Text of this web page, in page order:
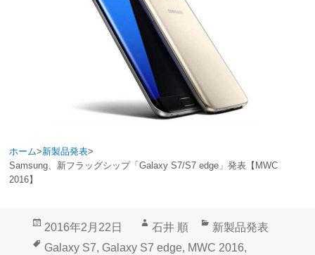
ホーム>新製品発表>
Samsung、新フラッグシップ「Galaxy S7/S7 edge」発表【MWC
2016】
投
稿
2016年2月22日
作
成
石井 順
カ
テ
新製品発表
タ
Galaxy S7, Galaxy S7 edge, MWC 2016,